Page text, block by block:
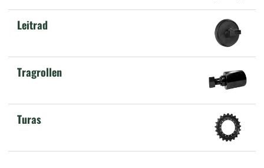
Leitrad
Tragrollen
Turas